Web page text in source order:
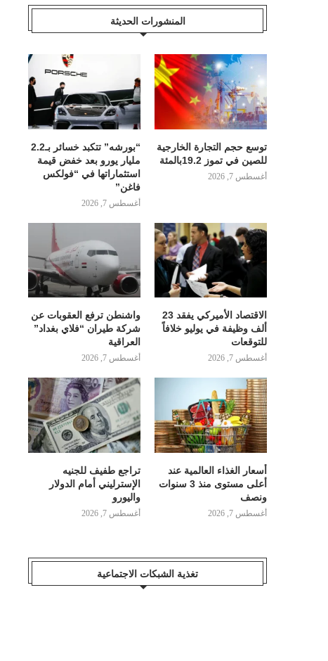
المنشورات الحديثة
توسع حجم التجارة الخارجية
للصين في تموز 19.2بالمئة
أغسطس 7, 2026
“بورشه” تتكبد خسائر بـ2.2
مليار يورو بعد خفض قيمة
استثماراتها في “فولكس
فاغن”
أغسطس 7, 2026
الاقتصاد الأميركي يفقد 23
ألف وظيفة في يوليو خلافاً
للتوقعات
أغسطس 7, 2026
واشنطن ترفع العقوبات عن
شركة طيران “فلاي بغداد”
العراقية
أغسطس 7, 2026
أسعار الغذاء العالمية عند
أعلى مستوى منذ 3 سنوات
ونصف
أغسطس 7, 2026
تراجع طفيف للجنيه
الإسترليني أمام الدولار
واليورو
أغسطس 7, 2026
تغذية الشبكات الاجتماعية